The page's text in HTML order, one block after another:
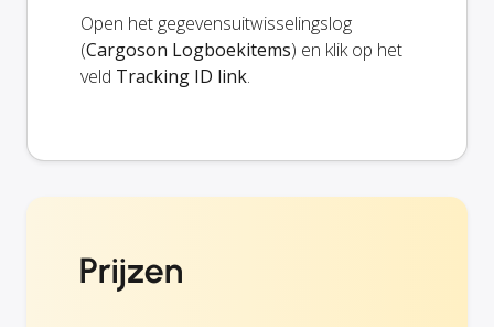
Open het gegevensuitwisselingslog
(Cargoson Logboekitems) en klik op het
veld Tracking ID link.
Prijzen